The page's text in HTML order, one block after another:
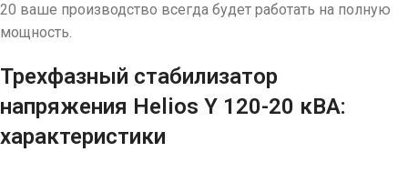
20 ваше производство всегда будет работать на полную
мощность.
Трехфазный стабилизатор
напряжения Helios Y 120-20 кВА:
характеристики